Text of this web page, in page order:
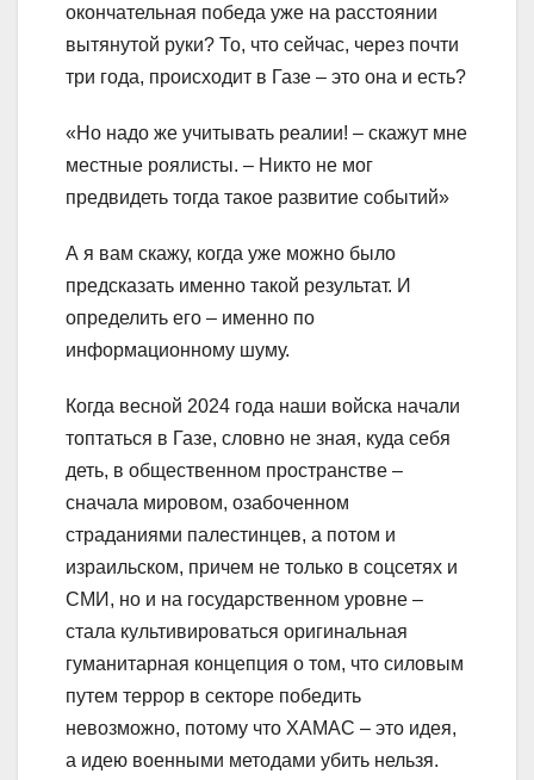
окончательная победа уже на расстоянии
вытянутой руки? То, что сейчас, через почти
три года, происходит в Газе – это она и есть?
«Но надо же учитывать реалии! – скажут мне
местные роялисты. – Никто не мог
предвидеть тогда такое развитие событий»
А я вам скажу, когда уже можно было
предсказать именно такой результат. И
определить его – именно по
информационному шуму.
Когда весной 2024 года наши войска начали
топтаться в Газе, словно не зная, куда себя
деть, в общественном пространстве –
сначала мировом, озабоченном
страданиями палестинцев, а потом и
израильском, причем не только в соцсетях и
СМИ, но и на государственном уровне –
стала культивироваться оригинальная
гуманитарная концепция о том, что силовым
путем террор в секторе победить
невозможно, потому что ХАМАС – это идея,
а идею военными методами убить нельзя.